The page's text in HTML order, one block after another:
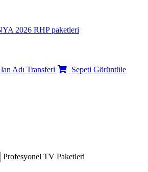
2026 RHP paketleri
Adı Transferi Sepeti Görüntüle
Profesyonel TV Paketleri